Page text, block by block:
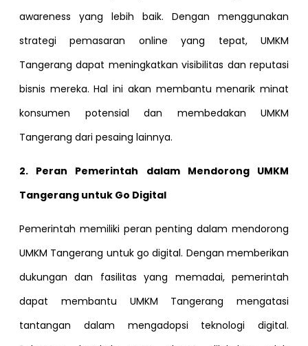
awareness yang lebih baik. Dengan menggunakan
strategi pemasaran online yang tepat, UMKM
Tangerang dapat meningkatkan visibilitas dan reputasi
bisnis mereka. Hal ini akan membantu menarik minat
konsumen potensial dan membedakan UMKM
Tangerang dari pesaing lainnya.
2. Peran Pemerintah dalam Mendorong UMKM
Tangerang untuk Go Digital
Pemerintah memiliki peran penting dalam mendorong
UMKM Tangerang untuk go digital. Dengan memberikan
dukungan dan fasilitas yang memadai, pemerintah
dapat membantu UMKM Tangerang mengatasi
tantangan dalam mengadopsi teknologi digital.